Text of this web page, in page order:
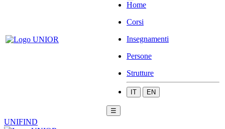
Home
Corsi
Insegnamenti
Persone
Strutture
IT EN
☰
UNIFIND